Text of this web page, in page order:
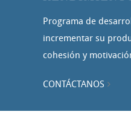
Programa de
incrementar su
cohesión y
CONTÁCTANOS